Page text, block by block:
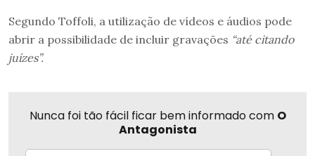
Segundo Toffoli, a utilização de vídeos e áudios pode
abrir a possibilidade de incluir gravações “até citando
juízes”.
Nunca foi tão fácil ficar bem informado com O
Antagonista